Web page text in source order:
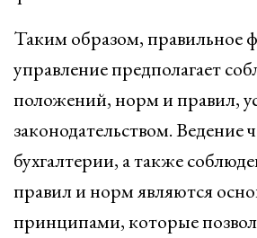
Таким образом, правильное
управление предполагает
положений, норм и правил,
законодательством. Ведение
бухгалтерии, а также
правил и норм являются
принципами, которые